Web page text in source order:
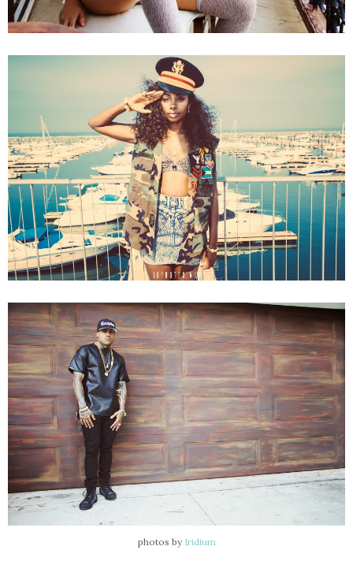
photos by Iridium